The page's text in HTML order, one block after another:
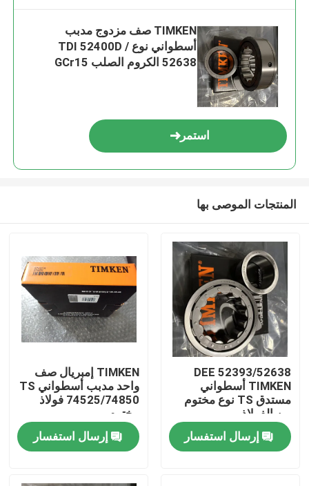
الصفحة الرئيسية
منتجات
TIMKEN صف مزدوج مدبب
أسطواني نوع TDI 52400D /
52638 الكروم الصلب GCr15
استمر
المنتجات الموصى بها
52393/52638 DEE
TIMKEN أسطواني
مستدق TS نوع مختوم
من الفولاذ
إرسال استفسار
TIMKEN إمبريال صف
واحد مدبب أسطواني TS
74525/74850 فولاذ
مختوم
إرسال استفسار